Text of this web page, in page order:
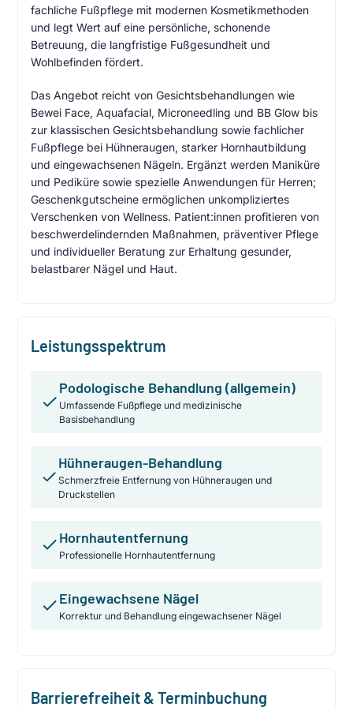
fachliche Fußpflege mit modernen Kosmetikmethoden
und legt Wert auf eine persönliche, schonende
Betreuung, die langfristige Fußgesundheit und
Wohlbefinden fördert.
Das Angebot reicht von Gesichtsbehandlungen wie
Bewei Face, Aquafacial, Microneedling und BB Glow bis
zur klassischen Gesichtsbehandlung sowie fachlicher
Fußpflege bei Hühneraugen, starker Hornhautbildung
und eingewachsenen Nägeln. Ergänzt werden Maniküre
und Pediküre sowie spezielle Anwendungen für Herren;
Geschenkgutscheine ermöglichen unkompliziertes
Verschenken von Wellness. Patient:innen profitieren von
beschwerdelindernden Maßnahmen, präventiver Pflege
und individueller Beratung zur Erhaltung gesunder,
belastbarer Nägel und Haut.
Leistungsspektrum
Podologische Behandlung (allgemein)
Umfassende Fußpflege und medizinische
Basisbehandlung
Hühneraugen-Behandlung
Schmerzfreie Entfernung von Hühneraugen und
Druckstellen
Hornhautentfernung
Professionelle Hornhautentfernung
Eingewachsene Nägel
Korrektur und Behandlung eingewachsener Nägel
Barrierefreiheit & Terminbuchung